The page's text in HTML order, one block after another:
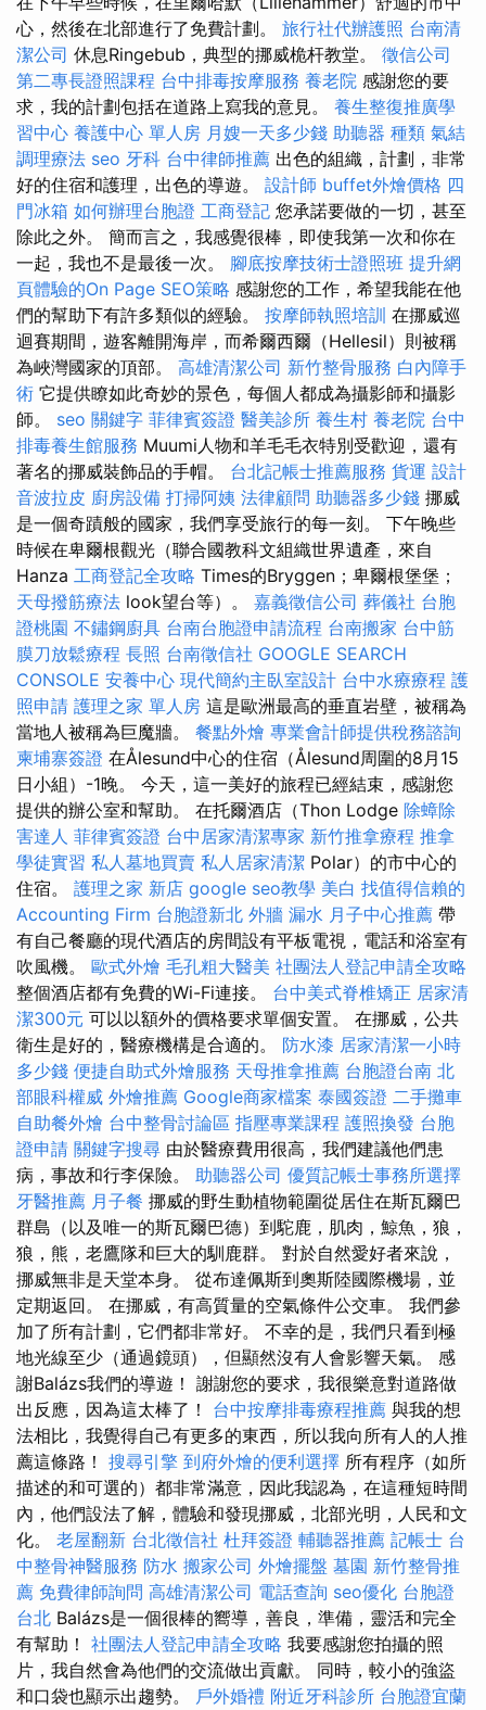
心，然後在北部進行了免費計劃。 旅行社代辦護照 台南清
潔公司 休息Ringebub，典型的挪威桅杆教堂。 徵信公司
第二專長證照課程 台中排毒按摩服務 養老院 感謝您的要
求，我的計劃包括在道路上寫我的意見。 養生整復推廣學
習中心 養護中心 單人房 月嫂一天多少錢 助聽器 種類 氣結
調理療法 seo 牙科 台中律師推薦 出色的組織，計劃，非常
好的住宿和護理，出色的導遊。 設計師 buffet外燴價格 四
門冰箱 如何辦理台胞證 工商登記 您承諾要做的一切，甚至
除此之外。 簡而言之，我感覺很棒，即使我第一次和你在
一起，我也不是最後一次。 腳底按摩技術士證照班 提升網
頁體驗的On Page SEO策略 感謝您的工作，希望我能在他
們的幫助下有許多類似的經驗。 按摩師執照培訓 在挪威巡
迴賽期間，遊客離開海岸，而希爾西爾（Hellesil）則被稱
為峽灣國家的頂部。 高雄清潔公司 新竹整骨服務 白內障手
術 它提供瞭如此奇妙的景色，每個人都成為攝影師和攝影
師。 seo 關鍵字 菲律賓簽證 醫美診所 養生村 養老院 台中
排毒養生館服務 Muumi人物和羊毛毛衣特別受歡迎，還有
著名的挪威裝飾品的手帽。 台北記帳士推薦服務 貨運 設計
音波拉皮 廚房設備 打掃阿姨 法律顧問 助聽器多少錢 挪威
是一個奇蹟般的國家，我們享受旅行的每一刻。 下午晚些
時候在卑爾根觀光（聯合國教科文組織世界遺產，來自
Hanza 工商登記全攻略 Times的Bryggen；卑爾根堡堡；
天母撥筋療法 look望台等）。 嘉義徵信公司 葬儀社 台胞
證桃園 不鏽鋼廚具 台南台胞證申請流程 台南搬家 台中筋
膜刀放鬆療程 長照 台南徵信社 GOOGLE SEARCH
CONSOLE 安養中心 現代簡約主臥室設計 台中水療療程 護
照申請 護理之家 單人房 這是歐洲最高的垂直岩壁，被稱為
當地人被稱為巨魔牆。 餐點外燴 專業會計師提供稅務諮詢
柬埔寨簽證 在Ålesund中心的住宿（Ålesund周圍的8月15
日小組）-1晚。 今天，這一美好的旅程已經結束，感謝您
提供的辦公室和幫助。 在托爾酒店（Thon Lodge 除蟑除
害達人 菲律賓簽證 台中居家清潔專家 新竹推拿療程 推拿
學徒實習 私人墓地買賣 私人居家清潔 Polar）的市中心的
住宿。 護理之家 新店 google seo教學 美白 找值得信賴的
Accounting Firm 台胞證新北 外牆 漏水 月子中心推薦 帶
有自己餐廳的現代酒店的房間設有平板電視，電話和浴室有
吹風機。 歐式外燴 毛孔粗大醫美 社團法人登記申請全攻略
整個酒店都有免費的Wi-Fi連接。 台中美式脊椎矯正 居家清
潔300元 可以以額外的價格要求單個安置。 在挪威，公共
衛生是好的，醫療機構是合適的。 防水漆 居家清潔一小時
多少錢 便捷自助式外燴服務 天母推拿推薦 台胞證台南 北
部眼科權威 外燴推薦 Google商家檔案 泰國簽證 二手攤車
自助餐外燴 台中整骨討論區 指壓專業課程 護照換發 台胞
證申請 關鍵字搜尋 由於醫療費用很高，我們建議他們患
病，事故和行李保險。 助聽器公司 優質記帳士事務所選擇
牙醫推薦 月子餐 挪威的野生動植物範圍從居住在斯瓦爾巴
群島（以及唯一的斯瓦爾巴德）到駝鹿，肌肉，鯨魚，狼，
狼，熊，老鷹隊和巨大的馴鹿群。 對於自然愛好者來說，
挪威無非是天堂本身。 從布達佩斯到奧斯陸國際機場，並
定期返回。 在挪威，有高質量的空氣條件公交車。 我們參
加了所有計劃，它們都非常好。 不幸的是，我們只看到極
地光線至少（通過鏡頭），但顯然沒有人會影響天氣。 感
謝Balázs我們的導遊！ 謝謝您的要求，我很樂意對道路做
出反應，因為這太棒了！ 台中按摩排毒療程推薦 與我的想
法相比，我覺得自己有更多的東西，所以我向所有人的人推
薦這條路！ 搜尋引擎 到府外燴的便利選擇 所有程序（如所
描述的和可選的）都非常滿意，因此我認為，在這種短時間
內，他們設法了解，體驗和發現挪威，北部光明，人民和文
化。 老屋翻新 台北徵信社 杜拜簽證 輔聽器推薦 記帳士 台
中整骨神醫服務 防水 搬家公司 外燴擺盤 墓園 新竹整骨推
薦 免費律師詢問 高雄清潔公司 電話查詢 seo優化 台胞證
台北 Balázs是一個很棒的嚮導，善良，準備，靈活和完全
有幫助！ 社團法人登記申請全攻略 我要感謝您拍攝的照
片，我自然會為他們的交流做出貢獻。 同時，較小的強盜
和口袋也顯示出趨勢。 戶外婚禮 附近牙科診所 台胞證宜蘭